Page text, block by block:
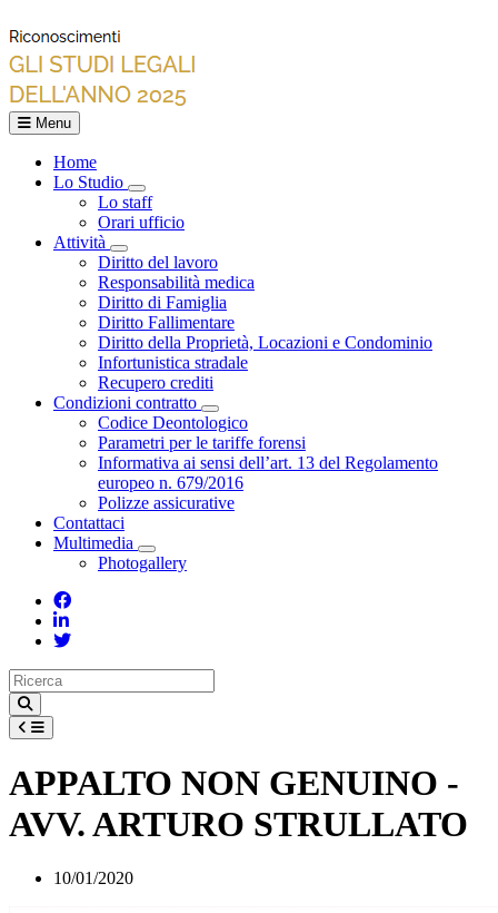
Menu
Home
Lo Studio
Toggle Dropdown
Lo staff
Orari ufficio
Attività
Toggle Dropdown
Diritto del lavoro
Responsabilità medica
Diritto di Famiglia
Diritto Fallimentare
Diritto della Proprietà, Locazioni e Condominio
Infortunistica stradale
Recupero crediti
Condizioni contratto
Toggle Dropdown
Codice Deontologico
Parametri per le tariffe forensi
Informativa ai sensi dell’art. 13 del Regolamento
europeo n. 679/2016
Polizze assicurative
Contattaci
Multimedia
Toggle Dropdown
Photogallery
APPALTO NON GENUINO -
AVV. ARTURO STRULLATO
10/01/2020